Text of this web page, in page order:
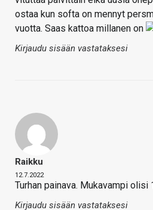
ostaa kun softa on mennyt
vuotta. Saas kattoa millanen on
Kirjaudu sisään vastataksesi
Raikku
12.7.2022
Turhan painava. Mukavampi olisi
Kirjaudu sisään vastataksesi